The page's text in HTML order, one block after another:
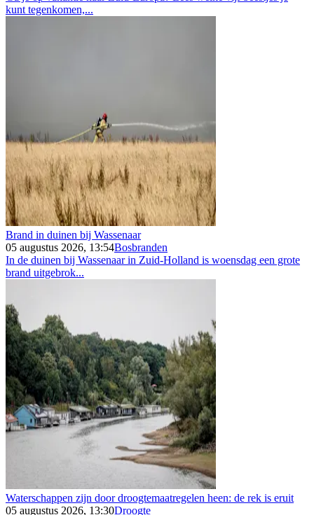
kunt tegenkomen,...
Brand in duinen bij Wassenaar
05 augustus 2026, 13:54Bosbranden
In de duinen bij Wassenaar in Zuid-Holland is woensdag een grote
brand uitgebrok...
Waterschappen zijn door droogtemaatregelen heen: de rek is eruit
05 augustus 2026, 13:30Droogte